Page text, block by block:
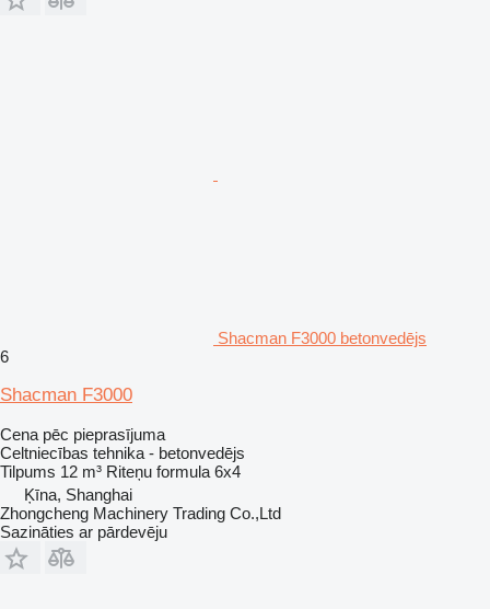
Shacman F3000 betonvedējs
6
Shacman F3000
Cena pēc pieprasījuma
Celtniecības tehnika - betonvedējs
Tilpums 12 m³ Riteņu formula 6x4
Ķīna, Shanghai
Zhongcheng Machinery Trading Co.,Ltd
Sazināties ar pārdevēju